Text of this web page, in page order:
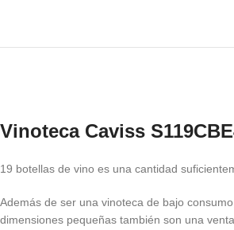
Vinoteca Caviss
19 botellas de vino es una cantidad
Además de ser una vinoteca de bajo
dimensiones pequeñas también son una